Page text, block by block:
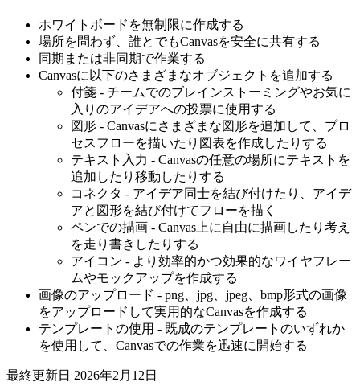
ホワイトボードを無制限に作成する
場所を問わず、誰とでもCanvasを安全に共有する
同期または非同期で作業する
Canvasに以下のさまざまなオブジェクトを追加する
付箋 - チームでのブレインストーミングやお気に
入りのアイデアへの投票に使用する
図形 - Canvasにさまざまな図形を追加して、プロ
セスフローを描いたり図表を作成したりする
テキスト入力 - Canvasの任意の場所にテキストを
追加したり移動したりする
コネクタ - アイデア同士を結び付けたり、アイデ
アと図形を結び付けてフローを描く
ペンでの描画 - Canvas上に自由に描画したり考え
を走り書きしたりする
アイコン - より効率的かつ効果的なワイヤフレー
ムやモックアップを作成する
画像のアップロード - png、jpg、jpeg、bmp形式の画像
をアップロードして実用的なCanvasを作成する
テンプレートの使用 - 既成のテンプレートのいずれか
を使用して、Canvasでの作業を迅速に開始する
最終更新日 2026年2月12日